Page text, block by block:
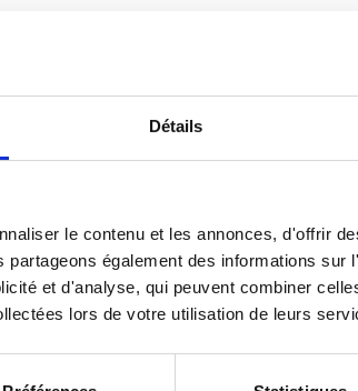
Détails
le contenu et les annonces, d'offrir
également des informations sur
et d'analyse, qui peuvent combiner
lors de votre utilisation de leurs